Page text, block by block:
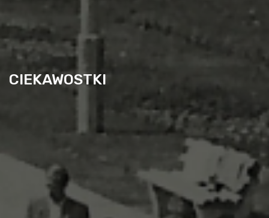
CIEKAWOSTKI